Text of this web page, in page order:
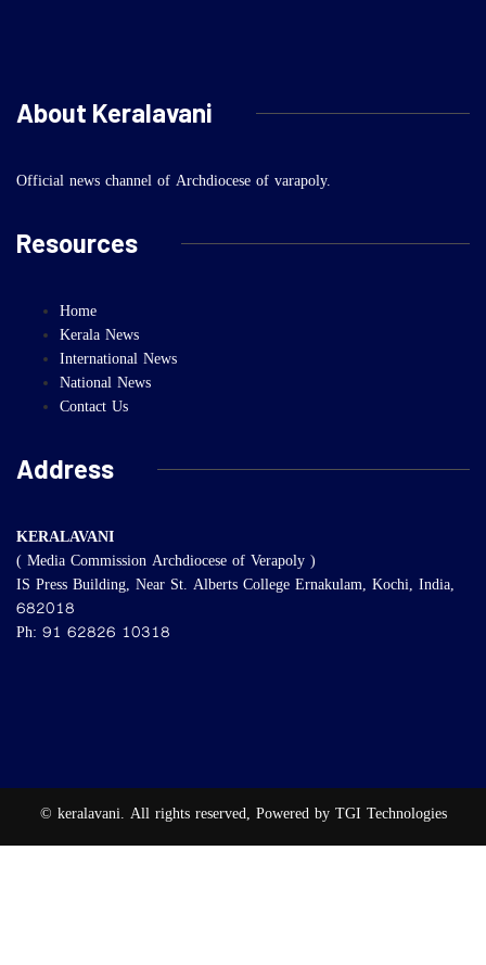
About Keralavani
Official news channel of Archdiocese of varapoly.
Resources
Home
Kerala News
International News
National News
Contact Us
Address
KERALAVANI
( Media Commission Archdiocese of Verapoly )
IS Press Building, Near St. Alberts College Ernakulam, Kochi, India,
682018
Ph: 91 62826 10318
© keralavani. All rights reserved, Powered by TGI Technologies